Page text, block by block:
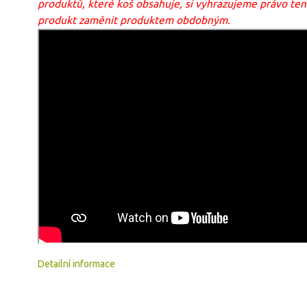
produktů, které koš obsahuje, si vyhrazujeme právo
produkt zaměnit produktem obdobným.
Detailní informace